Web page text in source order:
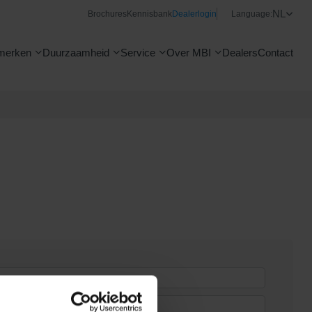
Brochures KennisbankDealerlogin Language:NL
Duurzaamheid Service Over MBI DealersContact